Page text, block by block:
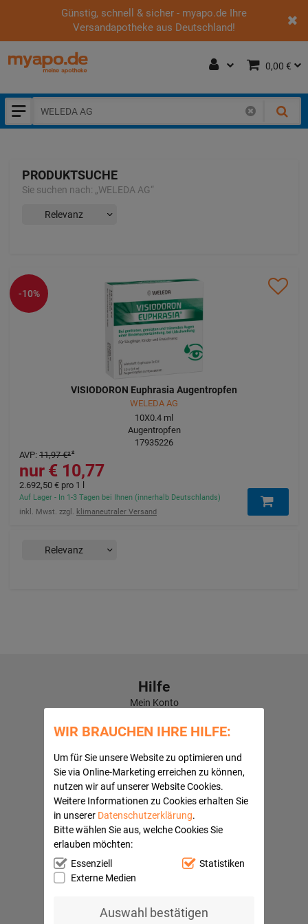
Günstig, schnell & sicher - myapo.de Ihre
Versandapotheke aus Deutschland!
WIR BRAUCHEN IHRE HILFE:
Um für Sie unsere Website zu optimieren und
Sie via Online-Marketing erreichen zu können,
nutzen wir auf unserer Website Cookies.
Weitere Informationen zu Cookies erhalten Sie
in unserer Datenschutzerklärung.
Bitte wählen Sie aus, welche Cookies Sie
erlauben möchten:
Essenziell
Statistiken
Externe Medien
Auswahl bestätigen
0,00 €
PRODUKTSUCHE
Sie suchen nach: „WELEDA AG“
VISIODORON Euphrasia Augentropfen
WELEDA AG
10X0.4 ml
Augentropfen
17935226
10,77 €
AVP: 11,97 €²
Auf Lager - In 1-3 Tagen bei Ihnen (innerhalb Deutschlands)
inkl. Mwst. zzgl. klimaneutraler Versand
2.692,50 € pro 1 l
-10%
Hilfe
Mein Konto
Häufige Fragen
Kundenbewertungen
Quick Navi:
Partnerprogramme
AGB
Datenschutz
Widerrufsbelehrung
Barrierefreiheitserklärung